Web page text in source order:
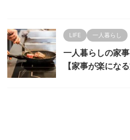
LIFE 一人暮らし
一人暮らしの家
【家事が楽にな